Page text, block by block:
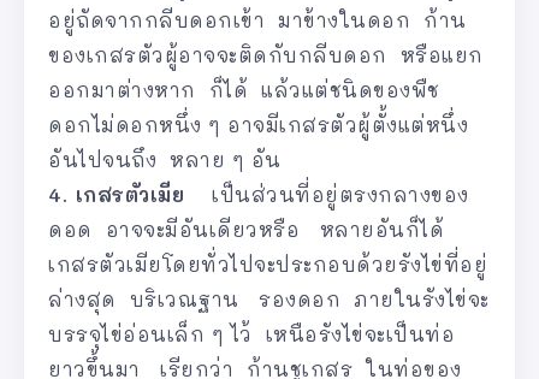
อยู่ถัดจากกลีบดอกเข้า มาข้างในดอก ก้าน
ของเกสรตัวผู้อาจจะติดกับกลีบดอก หรือแยก
ออกมาต่างหาก ก็ได้ แล้วแต่ชนิดของพืช
ดอกไม่ดอกหนึ่ง ๆ อาจมีเกสรตัวผู้ตั้งแต่หนึ่ง
อันไปจนถึง หลาย ๆ อัน
4. เกสรตัวเมีย
เป็นส่วนที่อยู่ตรงกลางของ
ดอด อาจจะมีอันเดียวหรือ หลายอันก็ได้
เกสรตัวเมียโดยทั่วไปจะประกอบด้วยรังไข่ที่อยู่
ล่างสุด บริเวณฐาน รองดอก ภายในรังไข่จะ
บรรจุไข่อ่อนเล็ก ๆ ไว้ เหนือรังไข่จะเป็นท่อ
ยาวขึ้นมา เรียกว่า ก้านชูเกสร ในท่อของ